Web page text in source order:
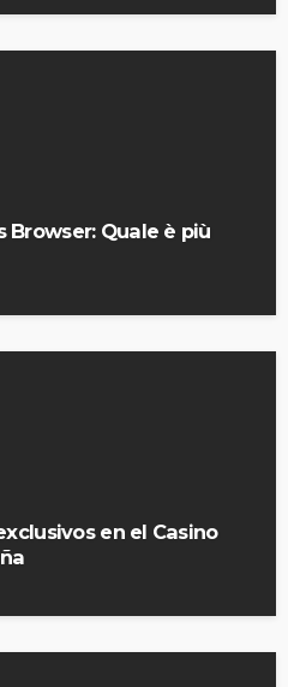
Browser: Quale è più
en el Casino